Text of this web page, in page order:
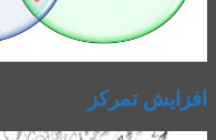
افزایش تمرکز